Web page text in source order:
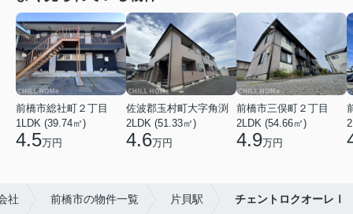
前橋市総社町２丁目
1LDK (39.74㎡)
4.5万円
佐波郡玉村町大字角渕
2LDK (51.33㎡)
4.6万円
前橋市三俣町２丁目
2LDK (54.66㎡)
4.9万円
社 前橋市の物件一覧 片貝駅 チェントロクオーレⅠ